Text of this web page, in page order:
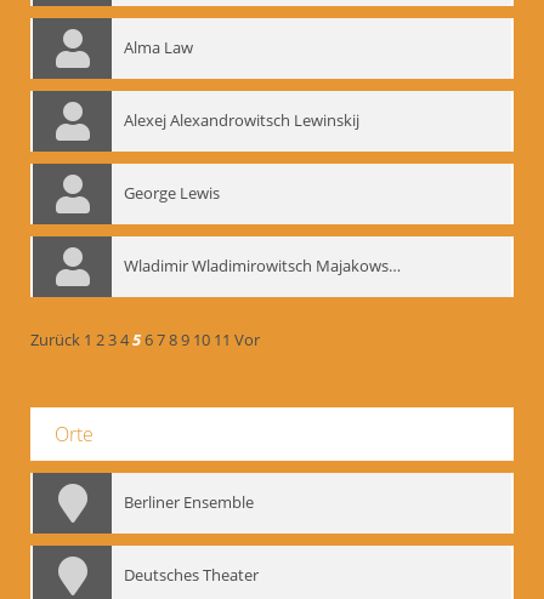
Alma Law
Alexej Alexandrowitsch Lewinskij
George Lewis
Wladimir Wladimirowitsch Majakowskij
Zurück 1 23456789 10 11 Vor
Orte
Berliner Ensemble
Deutsches Theater